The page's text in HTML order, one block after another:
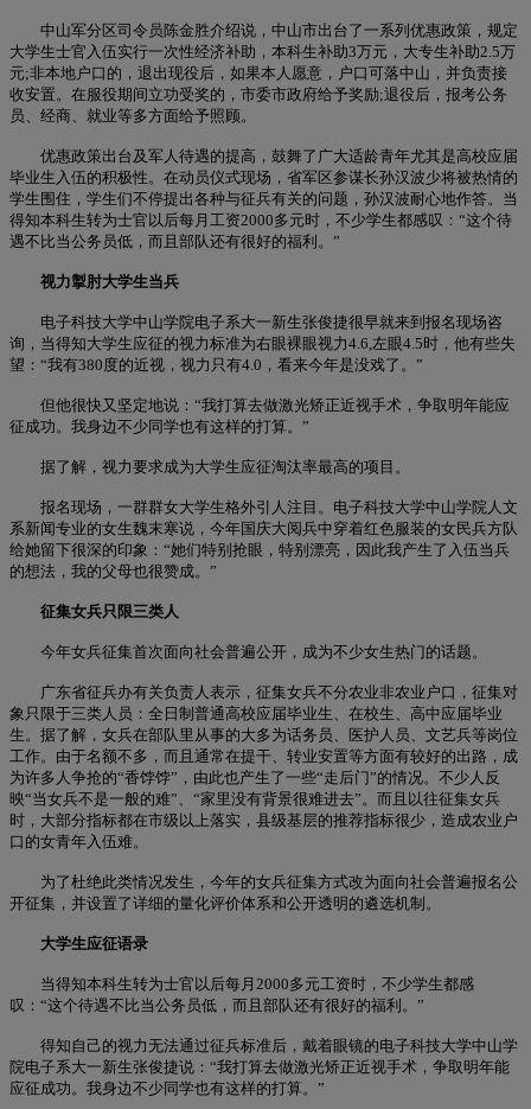
中山军分区司令员陈金胜介绍说，中山市出台了一系列优惠政策，规定
大学生士官入伍实行一次性经济补助，本科生补助3万元，大专生补助2.5万
元;非本地户口的，退出现役后，如果本人愿意，户口可落中山，并负责接
收安置。在服役期间立功受奖的，市委市政府给予奖励;退役后，报考公务
员、经商、就业等多方面给予照顾。
优惠政策出台及军人待遇的提高，鼓舞了广大适龄青年尤其是高校应届
毕业生入伍的积极性。在动员仪式现场，省军区参谋长孙汉波少将被热情的
学生围住，学生们不停提出各种与征兵有关的问题，孙汉波耐心地作答。当
得知本科生转为士官以后每月工资2000多元时，不少学生都感叹：“这个待
遇不比当公务员低，而且部队还有很好的福利。”
视力掣肘大学生当兵
电子科技大学中山学院电子系大一新生张俊捷很早就来到报名现场咨
询，当得知大学生应征的视力标准为右眼裸眼视力4.6,左眼4.5时，他有些失
望：“我有380度的近视，视力只有4.0，看来今年是没戏了。”
但他很快又坚定地说：“我打算去做激光矫正近视手术，争取明年能应
征成功。我身边不少同学也有这样的打算。”
据了解，视力要求成为大学生应征淘汰率最高的项目。
报名现场，一群群女大学生格外引人注目。电子科技大学中山学院人文
系新闻专业的女生魏末寒说，今年国庆大阅兵中穿着红色服装的女民兵方队
给她留下很深的印象：“她们特别抢眼，特别漂亮，因此我产生了入伍当兵
的想法，我的父母也很赞成。”
征集女兵只限三类人
今年女兵征集首次面向社会普遍公开，成为不少女生热门的话题。
广东省征兵办有关负责人表示，征集女兵不分农业非农业户口，征集对
象只限于三类人员：全日制普通高校应届毕业生、在校生、高中应届毕业
生。据了解，女兵在部队里从事的大多为话务员、医护人员、文艺兵等岗位
工作。由于名额不多，而且通常在提干、转业安置等方面有较好的出路，成
为许多人争抢的“香饽饽”，由此也产生了一些“走后门”的情况。不少人反
映“当女兵不是一般的难”、“家里没有背景很难进去”。而且以往征集女兵
时，大部分指标都在市级以上落实，县级基层的推荐指标很少，造成农业户
口的女青年入伍难。
为了杜绝此类情况发生，今年的女兵征集方式改为面向社会普遍报名公
开征集，并设置了详细的量化评价体系和公开透明的遴选机制。
大学生应征语录
当得知本科生转为士官以后每月2000多元工资时，不少学生都感
叹：“这个待遇不比当公务员低，而且部队还有很好的福利。”
得知自己的视力无法通过征兵标准后，戴着眼镜的电子科技大学中山学
院电子系大一新生张俊捷说：“我打算去做激光矫正近视手术，争取明年能
应征成功。我身边不少同学也有这样的打算。”